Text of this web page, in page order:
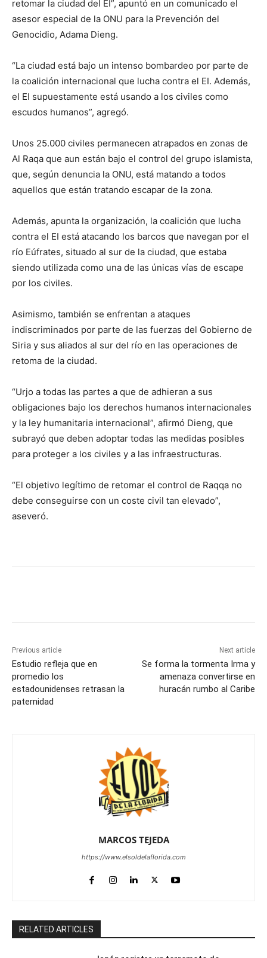
retomar la ciudad del EI”, apuntó en un comunicado el
asesor especial de la ONU para la Prevención del
Genocidio, Adama Dieng.
“La ciudad está bajo un intenso bombardeo por parte de
la coalición internacional que lucha contra el EI. Además,
el EI supuestamente está usando a los civiles como
escudos humanos”, agregó.
Unos 25.000 civiles permanecen atrapados en zonas de
Al Raqa que aun están bajo el control del grupo islamista,
que, según denuncia la ONU, está matando a todos
aquellos que están tratando escapar de la zona.
Además, apunta la organización, la coalición que lucha
contra el EI está atacando los barcos que navegan por el
río Eúfrates, situado al sur de la ciudad, que estaba
siendo utilizada como una de las únicas vías de escape
por los civiles.
Asimismo, también se enfrentan a ataques
indiscriminados por parte de las fuerzas del Gobierno de
Siria y sus aliados al sur del río en las operaciones de
retoma de la ciudad.
“Urjo a todas las partes a que de adhieran a sus
obligaciones bajo los derechos humanos internacionales
y la ley humanitaria internacional”, afirmó Dieng, que
subrayó que deben adoptar todas las medidas posibles
para proteger a los civiles y a las infraestructuras.
“El objetivo legítimo de retomar el control de Raqqa no
debe conseguirse con un coste civil tan elevado”,
aseveró.
Previous article
Estudio refleja que en
promedio los
estadounidenses retrasan la
paternidad
Next article
Se forma la tormenta Irma y
amenaza convertirse en
huracán rumbo al Caribe
MARCOS TEJEDA
https://www.elsoldelaflorida.com
RELATED ARTICLES